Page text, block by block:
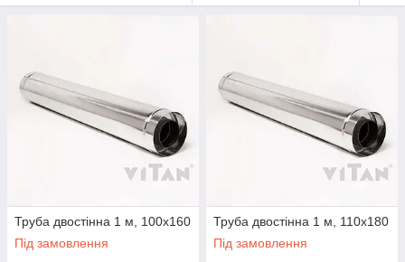
Труба двостінна 1 м, 100х160
Під замовлення
Труба двостінна 1 м, 110х180
Під замовлення